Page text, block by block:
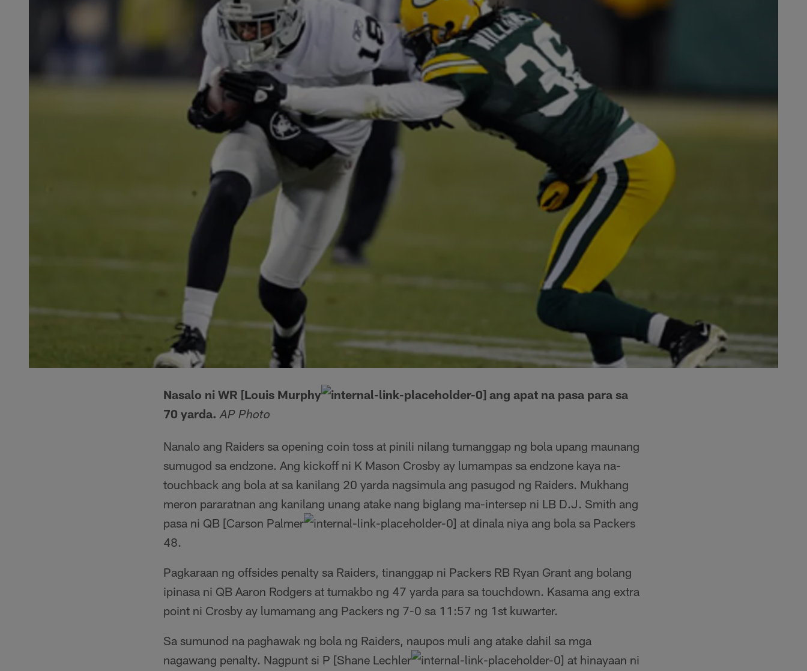
Nasalo ni WR [Louis Murphy
ang apat na pasa para sa
70 yarda. AP Photo
Nanalo ang Raiders sa opening coin toss at pinili nilang tumanggap ng bola upang maunang
sumugod sa endzone. Ang kickoff ni K Mason Crosby ay lumampas sa endzone kaya na-
touchback ang bola at sa kanilang 20 yarda nagsimula ang pasugod ng Raiders. Mukhang
meron pararatnan ang kanilang unang atake nang biglang ma-intersep ni LB D.J. Smith ang
pasa ni QB [Carson Palmer
at dinala niya ang bola sa Packers
48.
Pagkaraan ng offsides penalty sa Raiders, tinanggap ni Packers RB Ryan Grant ang bolang
ipinasa ni QB Aaron Rodgers at tumakbo ng 47 yarda para sa touchdown. Kasama ang extra
point ni Crosby ay lumamang ang Packers ng 7-0 sa 11:57 ng 1st kuwarter.
Sa sumunod na paghawak ng bola ng Raiders, naupos muli ang atake dahil sa mga
nagawang penalty. Nagpunt si P [Shane Lechler
at hinayaan ni